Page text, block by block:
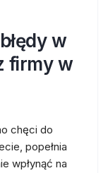
w
firmy w
chęci do
popełnia
wpłynąć na